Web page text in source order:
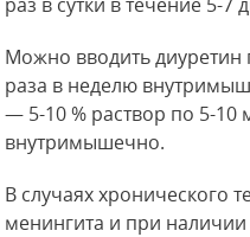
Можно вводить диуретин
раза в неделю
— 5-10 % раствор по 5-10
внутримышечно.
В случаях хронического
менингита и при